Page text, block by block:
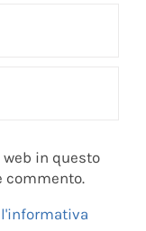
in questo
commento.